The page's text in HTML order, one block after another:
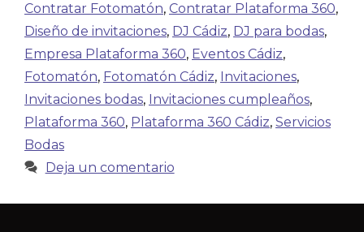
Contratar Fotomatón, Contratar Plataforma 360,
Diseño de invitaciones, DJ Cádiz, DJ para bodas,
Empresa Plataforma 360, Eventos Cádiz,
Fotomatón, Fotomatón Cádiz, Invitaciones,
Invitaciones bodas, Invitaciones cumpleaños,
Plataforma 360, Plataforma 360 Cádiz, Servicios
Bodas
Deja un comentario